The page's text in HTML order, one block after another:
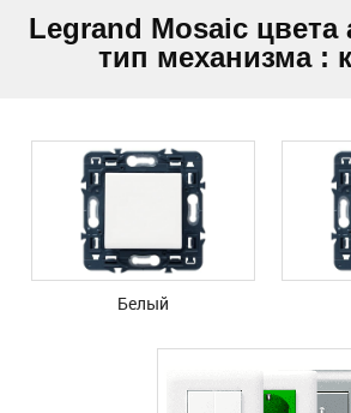
Legrand Mosaic
тип механизма :
Белый